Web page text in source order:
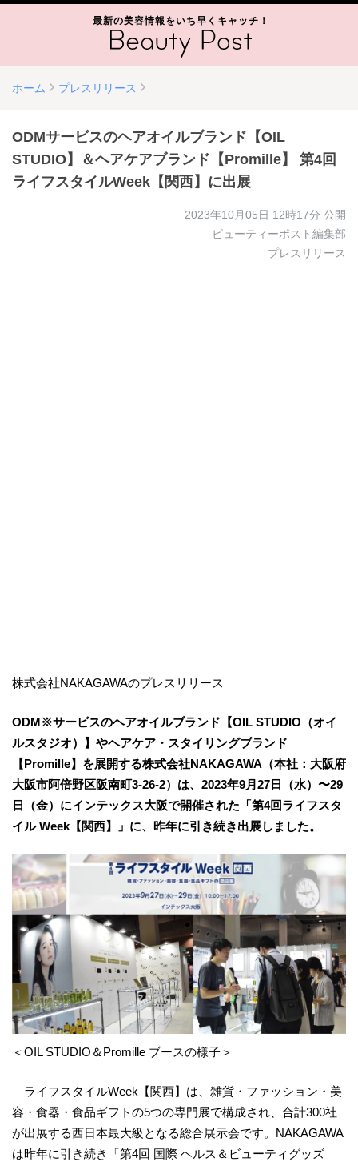
最新の美容情報をいち早くキャッチ！
ホーム プレスリリース
ODMサービスのヘアオイルブランド【OIL
STUDIO】＆ヘアケアブランド【Promille】 第4回
ライフスタイルWeek【関西】に出展
2023年10月05日 12時17分 公開
ビューティーポスト編集部
プレスリリース
株式会社NAKAGAWAのプレスリリース
ODM※サービスのヘアオイルブランド【OIL STUDIO（オイ
ルスタジオ）】やヘアケア・スタイリングブランド
【Promille】を展開する株式会社NAKAGAWA（本社：大阪府
大阪市阿倍野区阪南町3-26-2）は、2023年9月27日（水）〜29
日（金）にインテックス大阪で開催された「第4回ライフスタ
イル Week【関西】」に、昨年に引き続き出展しました。
＜OIL STUDIO＆Promille ブースの様子＞
ライフスタイルWeek【関西】は、雑貨・ファッション・美
容・食器・食品ギフトの5つの専門展で構成され、合計300社
が出展する西日本最大級となる総合展示会です。NAKAGAWA
は昨年に引き続き「第4回 国際 ヘルス＆ビューティグッズ